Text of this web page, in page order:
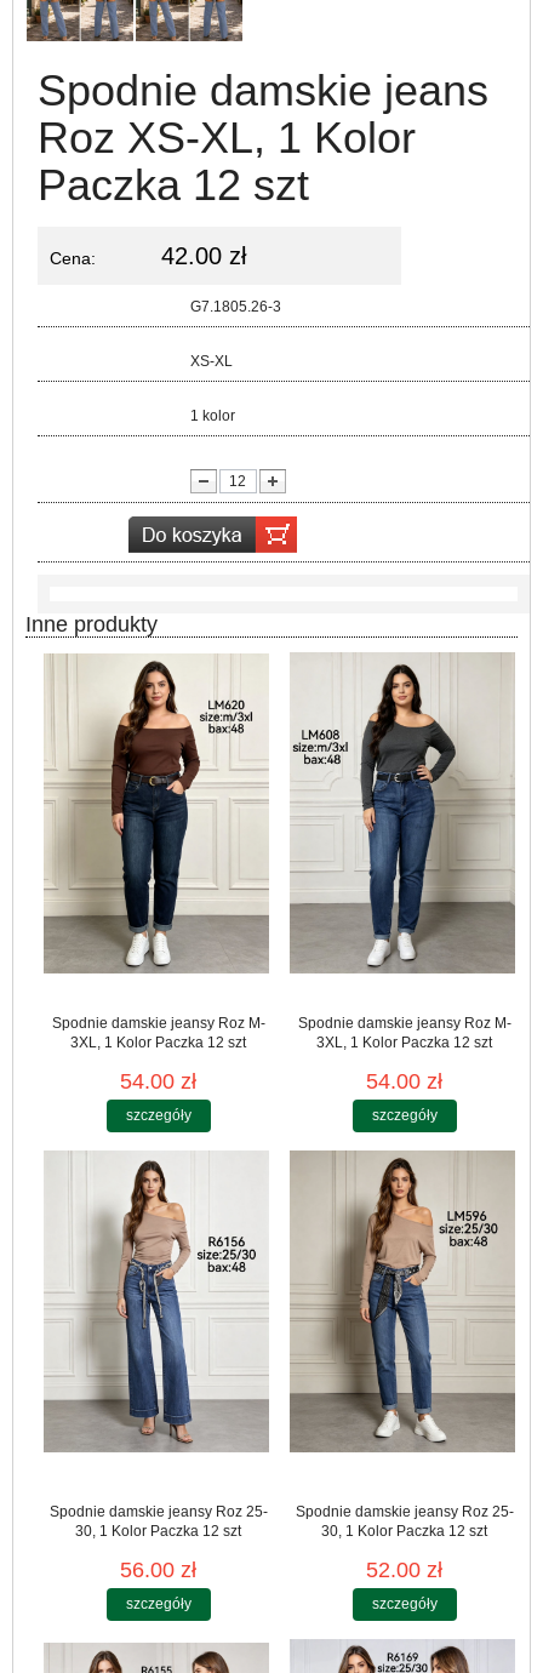
Spodnie damskie jeans
Roz XS-XL, 1 Kolor
Paczka 12 szt
Cena: 42.00 zł
G7.1805.26-3
XS-XL
1 kolor
Inne produkty
Spodnie damskie jeansy Roz M-
3XL, 1 Kolor Paczka 12 szt
54.00 zł
szczegóły
Spodnie damskie jeansy Roz M-
3XL, 1 Kolor Paczka 12 szt
54.00 zł
szczegóły
Spodnie damskie jeansy Roz 25-
30, 1 Kolor Paczka 12 szt
56.00 zł
szczegóły
Spodnie damskie jeansy Roz 25-
30, 1 Kolor Paczka 12 szt
52.00 zł
szczegóły